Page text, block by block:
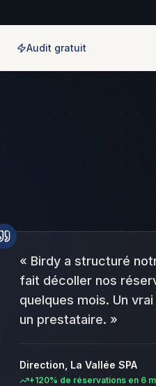
Audit gratuit
« Birdy a structuré
fait décoller nos
quelques mois. Un
un prestataire. »
Direction, La Vallée SPA
+120% de réservations en 6